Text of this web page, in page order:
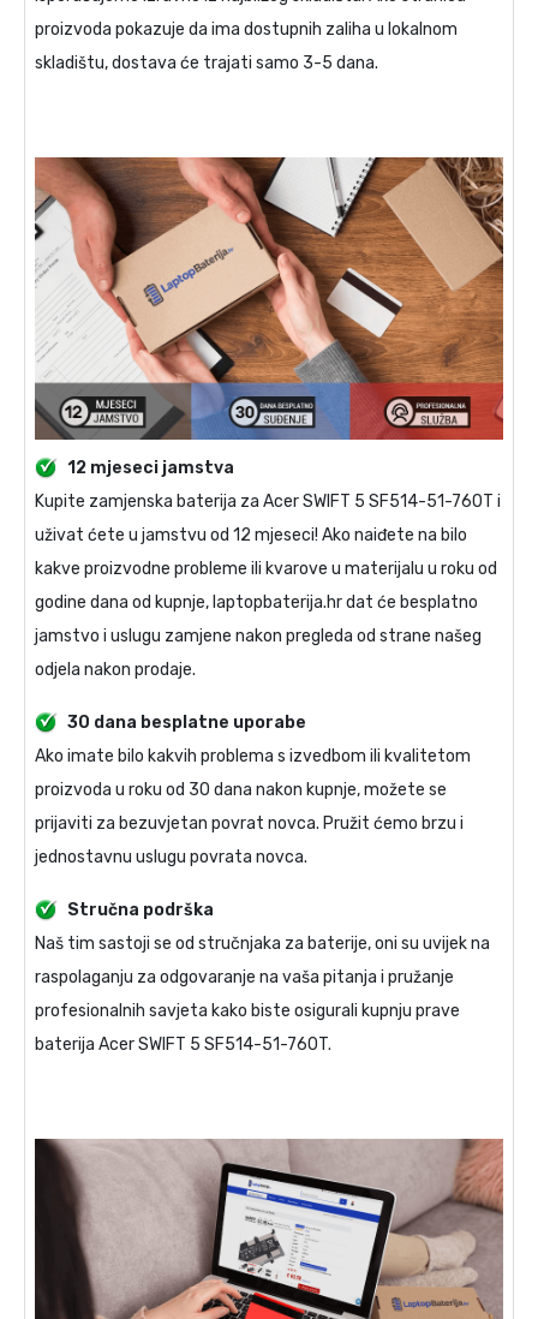
proizvoda pokazuje da ima dostupnih zaliha u lokalnom
skladištu, dostava će trajati samo 3-5 dana.
12 mjeseci jamstva
Kupite zamjenska baterija za Acer SWIFT 5 SF514-51-760T i
uživat ćete u jamstvu od 12 mjeseci! Ako naiđete na bilo
kakve proizvodne probleme ili kvarove u materijalu u roku od
godine dana od kupnje, laptopbaterija.hr dat će besplatno
jamstvo i uslugu zamjene nakon pregleda od strane našeg
odjela nakon prodaje.
30 dana besplatne uporabe
Ako imate bilo kakvih problema s izvedbom ili kvalitetom
proizvoda u roku od 30 dana nakon kupnje, možete se
prijaviti za bezuvjetan povrat novca. Pružit ćemo brzu i
jednostavnu uslugu povrata novca.
Stručna podrška
Naš tim sastoji se od stručnjaka za baterije, oni su uvijek na
raspolaganju za odgovaranje na vaša pitanja i pružanje
profesionalnih savjeta kako biste osigurali kupnju prave
baterija Acer SWIFT 5 SF514-51-760T.